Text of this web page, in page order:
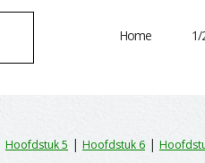
Home 1/
Hoofdstuk 5 | Hoofdstuk 6 |